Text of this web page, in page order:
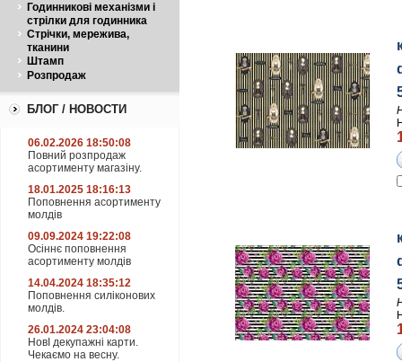
Годинникові механізми і
стрілки для годинника
Стрічки, мережива,
тканини
Штамп
Розпродаж
БЛОГ / НОВОСТИ
06.02.2026 18:50:08
Повний розпродаж
асортименту магазіну.
18.01.2025 18:16:13
Поповнення асортименту
молдів
09.09.2024 19:22:08
Осіннє поповнення
асортименту молдів
14.04.2024 18:35:12
Поповнення силіконових
молдів.
26.01.2024 23:04:08
НовІ декупажні карти.
Чекаємо на весну.